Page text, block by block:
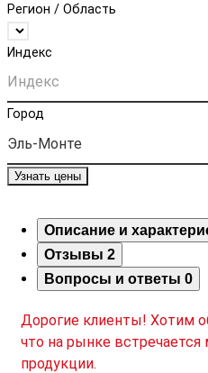
Регион / Область
Индекс
Город
Узнать цены
Описание и
Отзывы 2
Вопросы и ответы 0
Дорогие клиенты! Хотим
что на рынке встречается
продукции.